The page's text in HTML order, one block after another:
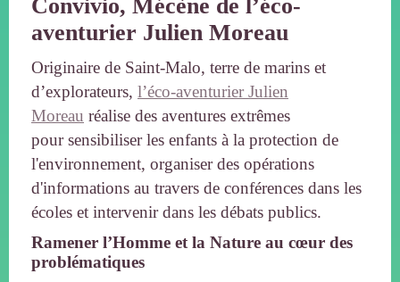
Convivio, Mécène de l’éco-
aventurier Julien Moreau
Originaire de Saint-Malo, terre de marins et
d’explorateurs, l’éco-aventurier Julien
Moreau réalise des aventures extrêmes
pour sensibiliser les enfants à la protection de
l'environnement, organiser des opérations
d'informations au travers de conférences dans les
écoles et intervenir dans les débats publics.
Ramener l’Homme et la Nature au cœur des
problématiques